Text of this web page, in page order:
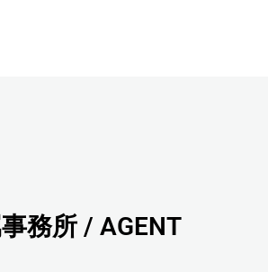
務所 / AGENT